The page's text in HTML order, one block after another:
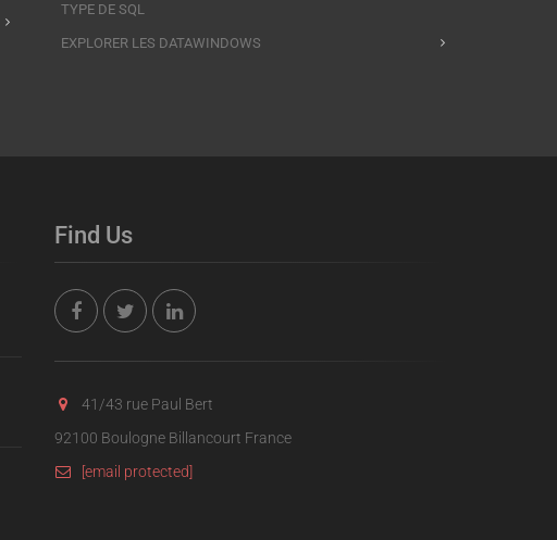
TYPE DE SQL
EXPLORER LES DATAWINDOWS
Find Us
41/43 rue Paul Bert
92100 Boulogne Billancourt France
[email protected]